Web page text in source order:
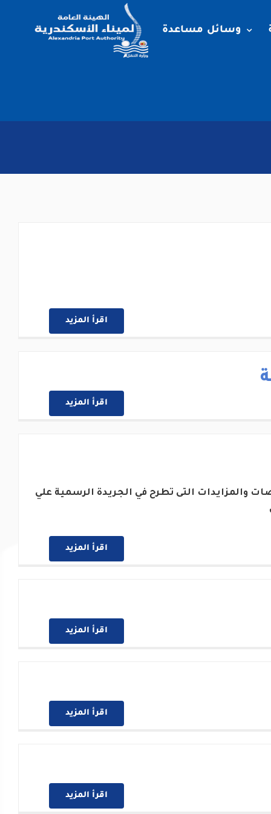
وسائل مساعدة
اقرأ المزيد
اقرأ المزيد
والمزايدات التى تطرح في الجريدة الرسمية علي
اقرأ المزيد
اقرأ المزيد
اقرأ المزيد
اقرأ المزيد